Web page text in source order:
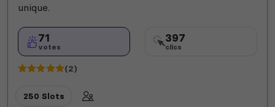
unique.
71
votes
397
clics
(2)
250 Slots